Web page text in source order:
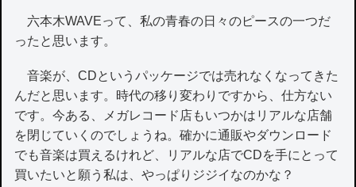
六本木WAVEって、私の青春の日々のピースの一つだ
ったと思います。
音楽が、CDというパッケージでは売れなくなってきた
んだと思います。時代の移り変わりですから、仕方ない
です。今ある、メガレコード店もいつかはリアルな店舗
を閉じていくのでしょうね。確かに通販やダウンロード
でも音楽は買えるけれど、リアルな店でCDを手にとって
買いたいと願う私は、やっぱりジジイなのかな？